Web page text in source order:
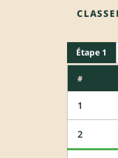
Étape 1
#
1
2